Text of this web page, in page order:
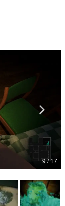
を画面や操作の
で骨太な評論連載
ムにまつわる言葉
文化史研究家・タ
9 / 17